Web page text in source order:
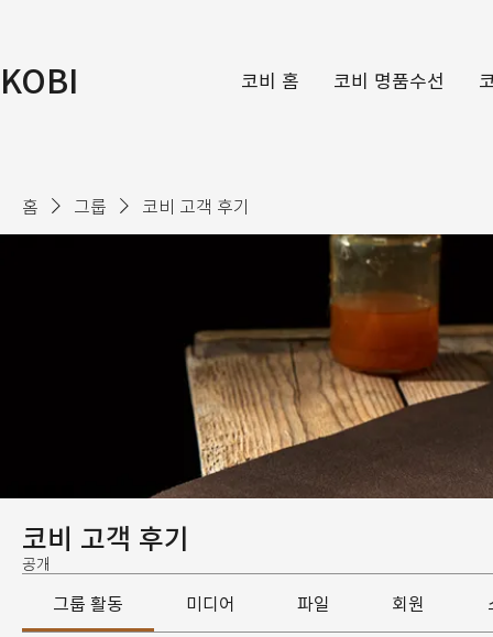
KOBI 코비 홈 코비 명품수선
홈 그룹 코비 고객 후기
코비 고객 후기
공개
그룹 활동 미디어 파일 회원